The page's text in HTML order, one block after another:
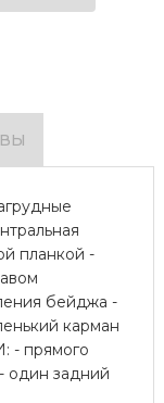
планкой -
бейджа -
карман
- прямого
один задний